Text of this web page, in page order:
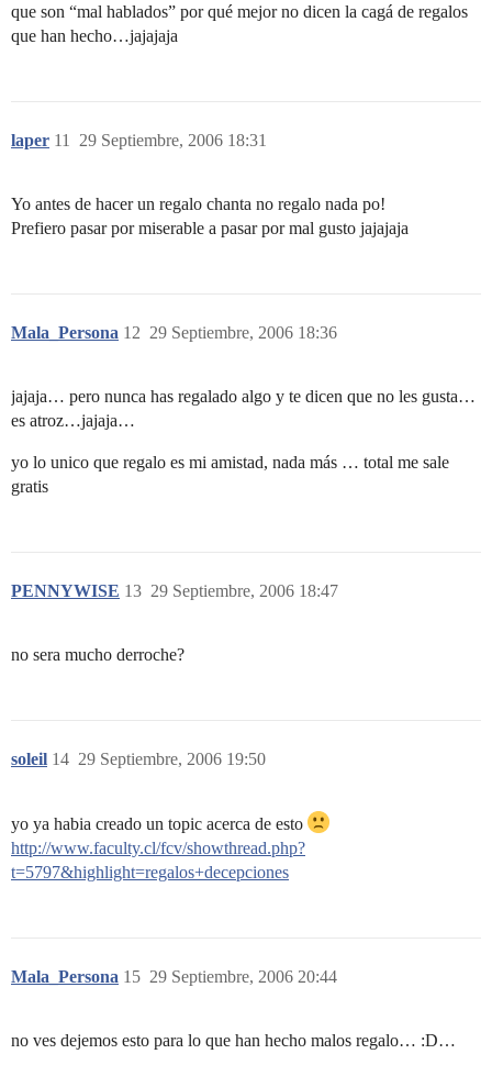
que son “mal hablados” por qué mejor no dicen la cagá de regalos
que han hecho…jajajaja
laper 29 Septiembre, 2006 18:31
11
Yo antes de hacer un regalo chanta no regalo nada po!
Prefiero pasar por miserable a pasar por mal gusto jajajaja
Mala_Persona 29 Septiembre, 2006 18:36
12
jajaja… pero nunca has regalado algo y te dicen que no les gusta…
es atroz…jajaja…
yo lo unico que regalo es mi amistad, nada más … total me sale
gratis
PENNYWISE 29 Septiembre, 2006 18:47
13
no sera mucho derroche?
soleil 29 Septiembre, 2006 19:50
14
yo ya habia creado un topic acerca de esto
http://www.faculty.cl/fcv/showthread.php?
t=5797&highlight=regalos+decepciones
Mala_Persona 29 Septiembre, 2006 20:44
15
no ves dejemos esto para lo que han hecho malos regalo… :D…